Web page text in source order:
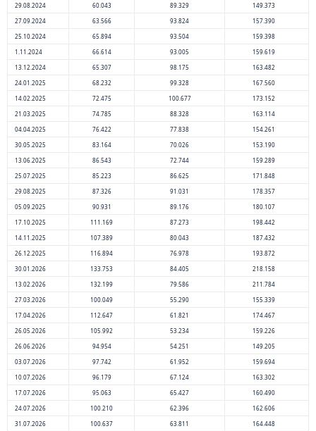
29.08.2024
60.043 89.329
149.373
27.09.2024
63.566 93.824
157.390
25.10.2024
65.894 93.504
159.398
1.11.2024
66.614 93.005
159.619
13.12.2024
65.307 98.175
163.482
24.01.2025
68.232 99.328
167.560
14.02.2025
72.475 100.677
173.152
21.03.2025
74.785 88.328
163.114
04.04.2025
76.422 77.838
154.261
30.05.2025
83.164 70.026
153.190
13.06.2025
86.543 72.744
159.289
25.07.2025
85.223 86.625
171.848
29.08.2025
87.326 91.031
178.357
05.09.2025
90.931 89.176
180.107
17.10.2025
111.169 87.273
198.442
14.11.2025
107.389 80.043
187.432
26.12.2025
116.894 76.978
193.872
30.01.2026
133.753 84.405
218.158
13.02.2026
132.199 79.586
211.784
27.03.2026
100.049 55.290
155.339
17.04.2026
112.647 61.821
174.467
26.05.2026
105.992 53.234
159.226
26.06.2026
94.954 54.251
149.205
03.07.2026
97.742 61.952
159.694
10.07.2026
96.179 67.124
163.302
17.07.2026
95.063 65.427
160.490
24.07.2026
100.210 62.396
162.606
31.07.2026
100.637 63.811 164.448